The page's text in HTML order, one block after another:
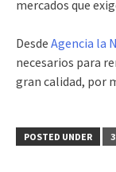
mercados que
Desde Agencia la
necesarios para
gran calidad, por
POSTED UNDER